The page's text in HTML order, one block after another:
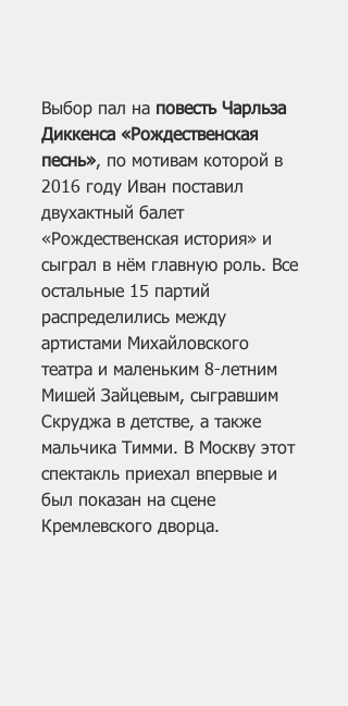
Выбор пал на повесть Чарльза
Диккенса «Рождественская
песнь», по мотивам которой в
2016 году Иван поставил
двухактный балет
«Рождественская история» и
сыграл в нём главную роль. Все
остальные 15 партий
распределились между
артистами Михайловского
театра и маленьким 8-летним
Мишей Зайцевым, сыгравшим
Скруджа в детстве, а также
мальчика Тимми. В Москву этот
спектакль приехал впервые и
был показан на сцене
Кремлевского дворца.